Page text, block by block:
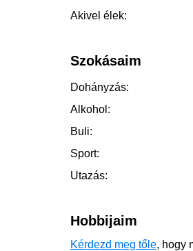
Akivel élek:
Szokásaim
Dohányzás:
Alkohol:
Buli:
Sport:
Utazás:
Hobbijaim
Kérdezd meg tőle, hogy